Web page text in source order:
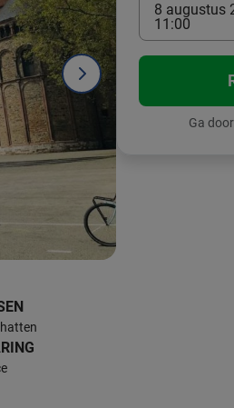
8 augustus
11:00
Ga